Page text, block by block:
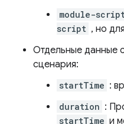
module-
script , но
Отдельные данные
сценария:
startTime :
duration :
startTime и